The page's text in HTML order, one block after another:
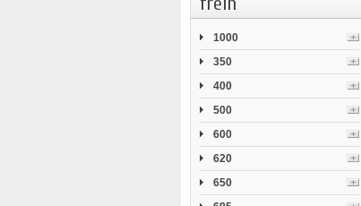
1000
350
400
500
600
620
650